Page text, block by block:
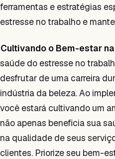
ferramentas e estratégias
estresse no trabalho e
Cultivando o Bem-estar
saúde do estresse no
desfrutar de uma carreira
indústria da beleza. Ao
você estará cultivando um
não apenas beneficia sua
na qualidade de seus
clientes. Priorize seu bem-